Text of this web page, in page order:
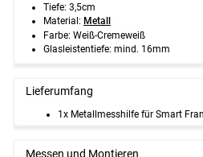
Tiefe: 3,5cm
Material: Metall
Farbe: Weiß-Cremeweiß
Glasleistentiefe: mind. 16mm
Lieferumfang
1x Metallmesshilfe für Smart
Messen und Montieren